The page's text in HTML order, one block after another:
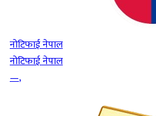
नोटिफाई नेपाल
नोटिफाई नेपाल
—,